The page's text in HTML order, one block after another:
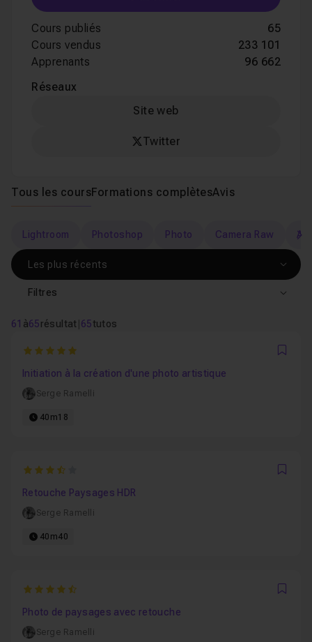
Cours publiés
65
Cours vendus
233 101
Apprenants
96 662
Réseaux
Site web
Twitter
Tous les coursFormations complètesAvis
Lightroom Photoshop Photo Camera Raw
61 à65résultat 65tutos
Filtres
5
Initiation à la création d'une photo artistique
Serge Ramelli
40m18
3.5
Retouche Paysages HDR
Serge Ramelli
40m40
4.3333333333333
Photo de paysages avec retouche
Serge Ramelli